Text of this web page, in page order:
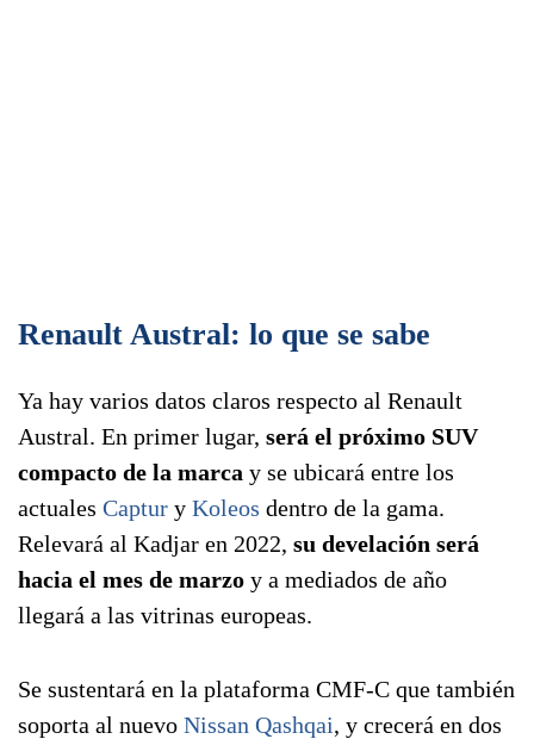
Renault Austral: lo que se sabe
Ya hay varios datos claros respecto al Renault
Austral. En primer lugar, será el próximo SUV
compacto de la marca y se ubicará entre los
actuales Captur y Koleos dentro de la gama.
Relevará al Kadjar en 2022, su develación será
hacia el mes de marzo y a mediados de año
llegará a las vitrinas europeas.
Se sustentará en la plataforma CMF-C que también
soporta al nuevo Nissan Qashqai, y crecerá en dos